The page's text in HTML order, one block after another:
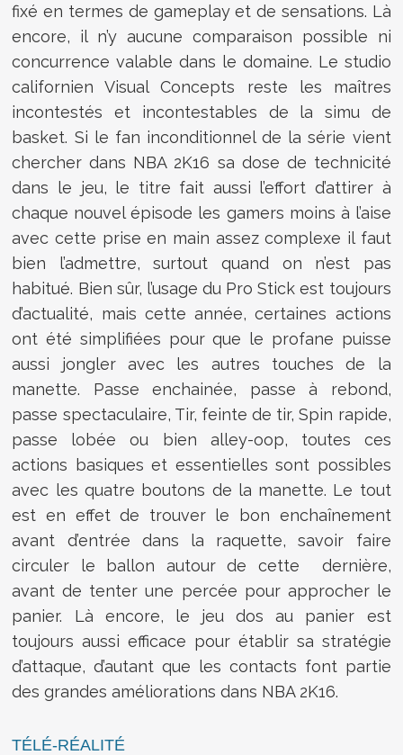
fixé en termes de gameplay et de sensations. Là
encore, il n’y aucune comparaison possible ni
concurrence valable dans le domaine. Le studio
californien Visual Concepts reste les maîtres
incontestés et incontestables de la simu de
basket. Si le fan inconditionnel de la série vient
chercher dans NBA 2K16 sa dose de technicité
dans le jeu, le titre fait aussi l’effort d’attirer à
chaque nouvel épisode les gamers moins à l’aise
avec cette prise en main assez complexe il faut
bien l’admettre, surtout quand on n’est pas
habitué. Bien sûr, l’usage du Pro Stick est toujours
d’actualité, mais cette année, certaines actions
ont été simplifiées pour que le profane puisse
aussi jongler avec les autres touches de la
manette. Passe enchainée, passe à rebond,
passe spectaculaire, Tir, feinte de tir, Spin rapide,
passe lobée ou bien alley-oop, toutes ces
actions basiques et essentielles sont possibles
avec les quatre boutons de la manette. Le tout
est en effet de trouver le bon enchaînement
avant d’entrée dans la raquette, savoir faire
circuler le ballon autour de cette dernière,
avant de tenter une percée pour approcher le
panier. Là encore, le jeu dos au panier est
toujours aussi efficace pour établir sa stratégie
d’attaque, d’autant que les contacts font partie
des grandes améliorations dans NBA 2K16.
TÉLÉ-RÉALITÉ